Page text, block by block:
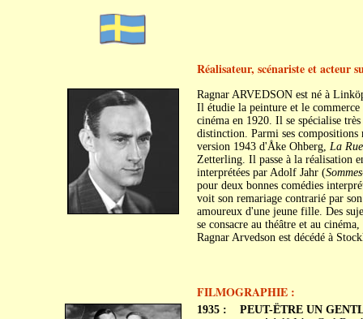
Réalisateur, scénariste et acteur
Ragnar ARVEDSON est né à
Il étudie la peinture et le
cinéma en 1920. Il se spécialise
distinction. Parmi ses compositions
version 1943 d'Åke Ohberg, La Rue
Zetterling. Il passe à la réalisation
interprétées par Adolf Jahr (
pour deux bonnes comédies
voit son remariage contrarié par
amoureux d'une jeune fille. Des
se consacre au théâtre et au
Ragnar Arvedson est décédé à
FILMOGRAPHIE :
1935 :
PEUT-ËTRE UN